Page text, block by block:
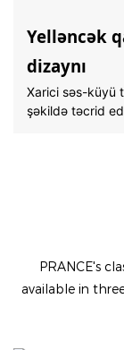
Yelləncək
dizaynı
Xarici səs-küyü
şəkildə təcrid
PRANCE's
available in